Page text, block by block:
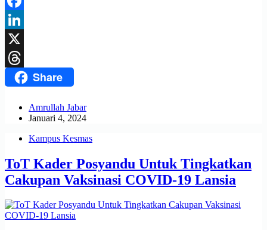
Facebook
LinkedIn
X
ThreadsShare
Amrullah Jabar
Januari 4, 2024
Kampus Kesmas
ToT Kader Posyandu Untuk Tingkatkan
Cakupan Vaksinasi COVID-19 Lansia